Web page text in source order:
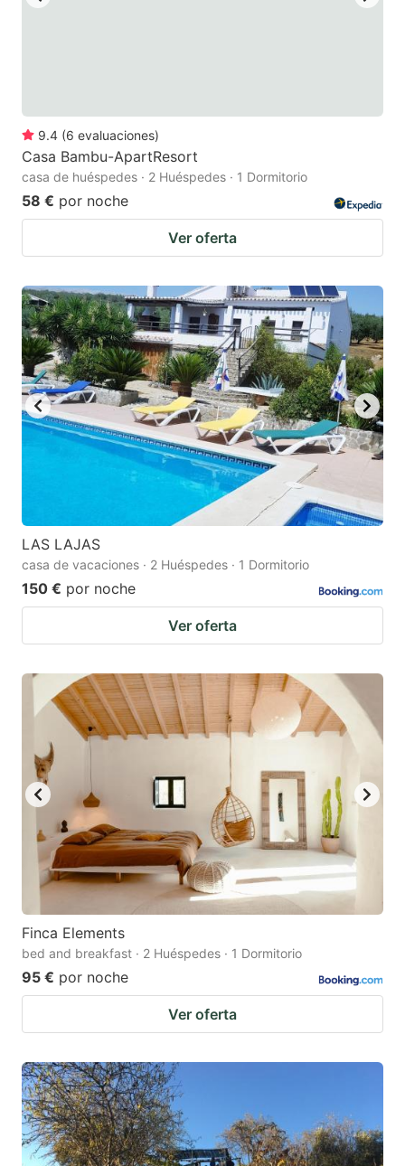
9.4 (6 evaluaciones)
Casa Bambu-ApartResort
casa de huéspedes · 2 Huéspedes · 1 Dormitorio
58 € por noche
Ver oferta
LAS LAJAS
casa de vacaciones · 2 Huéspedes · 1 Dormitorio
150 € por noche
Ver oferta
Finca Elements
bed and breakfast · 2 Huéspedes · 1 Dormitorio
95 € por noche
Ver oferta